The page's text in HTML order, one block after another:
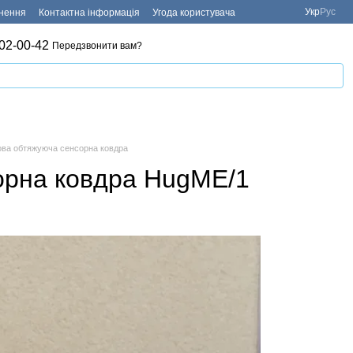
Контактна інформація Угода користувача УкрРус
00-42 Передзвонити вам?
обтяжуюча сенсорна ковдра
ковдра HugME/1